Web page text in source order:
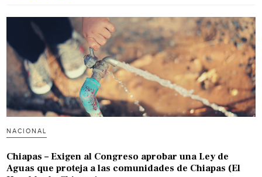
NACIONAL
Chiapas – Exigen al Congreso aprobar una Ley de
Aguas que proteja a las comunidades de Chiapas (El